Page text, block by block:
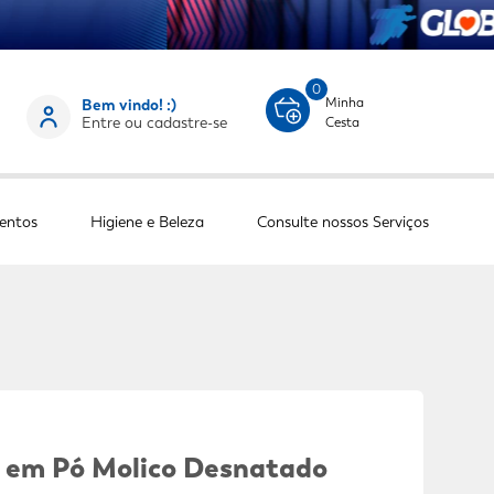
Bem vindo! :)
Entre ou cadastre-se
0
Minha
Cesta
Higiene e Beleza Consulte nossos Serviços
Pó Molico Desnatado